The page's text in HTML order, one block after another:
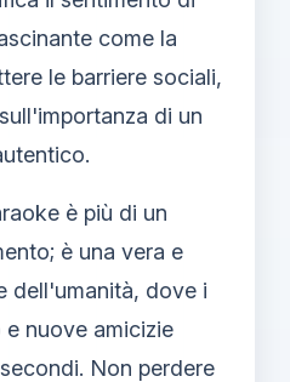
come la
le barriere sociali,
di un
è più di un
è una vera e
dell'umanità, dove i
nuove amicizie
Non perdere